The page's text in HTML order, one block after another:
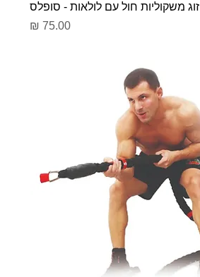
זוג משקוליות חול עם לולאות - סופלס
מחיר